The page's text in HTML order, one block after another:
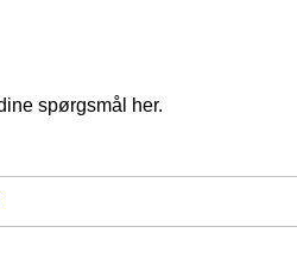
spørgsmål her.